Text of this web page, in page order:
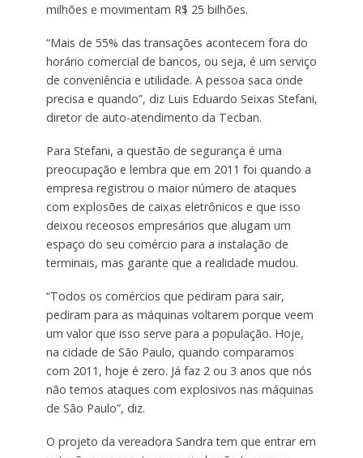
milhões e movimentam R$ 25 bilhões.
“Mais de 55% das transações acontecem fora do
horário comercial de bancos, ou seja, é um serviço
de conveniência e utilidade. A pessoa saca onde
precisa e quando”, diz Luis Eduardo Seixas Stefani,
diretor de auto-atendimento da Tecban.
Para Stefani, a questão de segurança é uma
preocupação e lembra que em 2011 foi quando a
empresa registrou o maior número de ataques
com explosões de caixas eletrônicos e que isso
deixou receosos empresários que alugam um
espaço do seu comércio para a instalação de
terminais, mas garante que a realidade mudou.
“Todos os comércios que pediram para sair,
pediram para as máquinas voltarem porque veem
um valor que isso serve para a população. Hoje,
na cidade de São Paulo, quando comparamos
com 2011, hoje é zero. Já faz 2 ou 3 anos que nós
não temos ataques com explosivos nas máquinas
de São Paulo”, diz.
O projeto da vereadora Sandra tem que entrar em